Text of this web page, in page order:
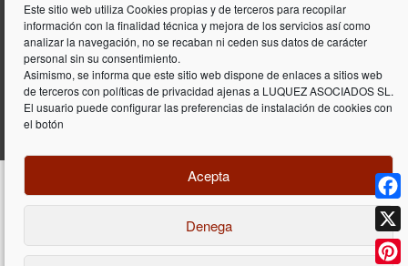
Este sitio web utiliza Cookies propias y de terceros para recopilar
información con la finalidad técnica y mejora de los servicios así como
analizar la navegación, no se recaban ni ceden sus datos de carácter
personal sin su consentimiento.
Asimismo, se informa que este sitio web dispone de enlaces a sitios web
de terceros con políticas de privacidad ajenas a LUQUEZ ASOCIADOS SL.
El usuario puede configurar las preferencias de instalación de cookies con
el botón
Acepta
Denega
Diseño y programación web porDieres.com
| Lúquez Associats SL | ©
X